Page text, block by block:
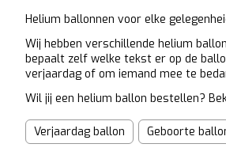
Helium ballonnen voor elke
Wij hebben verschillende helium
bepaalt zelf welke tekst er op de
verjaardag of om iemand mee te
Wil jij een helium ballon bestellen?
Verjaardag ballon Geboorte